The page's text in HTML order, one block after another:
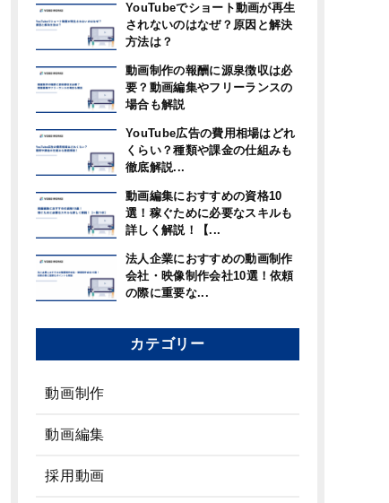
YouTubeでショート動画が再生
されないのはなぜ？原因と解決
方法は？
動画制作の報酬に源泉徴収は必
要？動画編集やフリーランスの
場合も解説
YouTube広告の費用相場はどれ
くらい？種類や課金の仕組みも
徹底解説...
動画編集におすすめの資格10
選！稼ぐために必要なスキルも
詳しく解説！【...
法人企業におすすめの動画制作
会社・映像制作会社10選！依頼
の際に重要な...
カテゴリー
動画制作
動画編集
採用動画